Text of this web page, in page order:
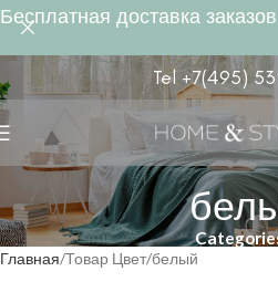
Tel +7(495)
Главная Товар Цвет белый
Бесплатная доставка